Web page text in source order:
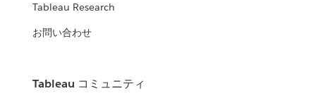
Tableau Research
お問い合わせ
Tableau コミュニティ